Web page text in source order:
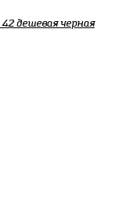
дешевая черная